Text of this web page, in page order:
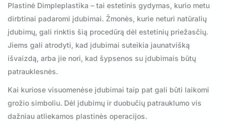
Plastinė Dimpleplastika – tai estetinis gydymas, kurio metu
dirbtinai padaromi įdubimai. Žmonės, kurie neturi natūralių
įdubimų, gali rinktis šią procedūrą dėl estetinių priežasčių.
Jiems gali atrodyti, kad įdubimai suteikia jaunatvišką
išvaizdą, arba jie nori, kad šypsenos su įdubimais būtų
patrauklesnės.
Kai kuriose visuomenėse įdubimai taip pat gali būti laikomi
grožio simboliu. Dėl įdubimų ir duobučių patrauklumo vis
dažniau atliekamos plastinės operacijos.